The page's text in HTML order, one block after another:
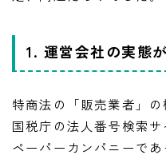
1. 運営会社の実態
特商法の「販売業者」
国税庁の法人番号検索
ペーパーカンパニーで